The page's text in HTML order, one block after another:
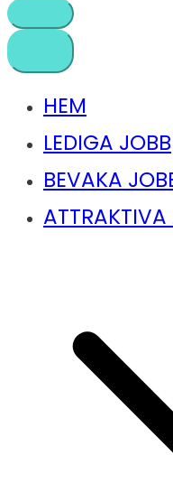
HEM
LEDIGA JOBB
BEVAKA
ATTRAKTIVA